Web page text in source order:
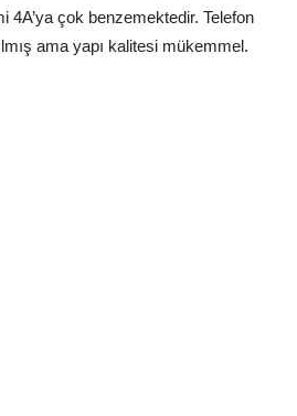
4A’ya çok benzemektedir. Telefon
ama yapı kalitesi mükemmel.